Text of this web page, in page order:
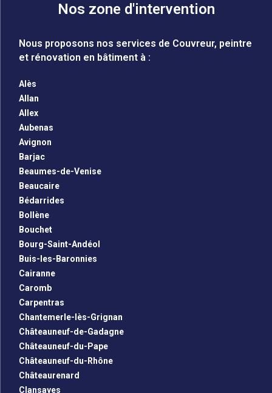
Nos zone d'intervention
Nous proposons nos services de Couvreur, peintre
et rénovation en bâtiment à :
Alès
Allan
Allex
Aubenas
Avignon
Barjac
Beaumes-de-Venise
Beaucaire
Bédarrides
Bollène
Bouchet
Bourg-Saint-Andéol
Buis-les-Baronnies
Cairanne
Caromb
Carpentras
Chantemerle-lès-Grignan
Châteauneuf-de-Gadagne
Châteauneuf-du-Pape
Châteauneuf-du-Rhône
Châteaurenard
Clansayes